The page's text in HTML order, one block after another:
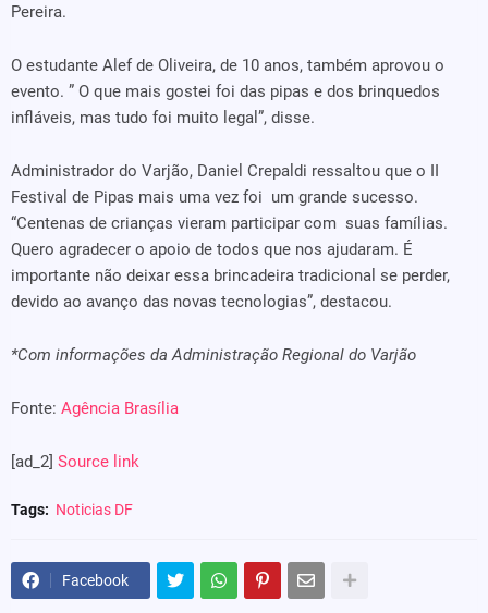
Pereira.
O estudante Alef de Oliveira, de 10 anos, também aprovou o
evento. ” O que mais gostei foi das pipas e dos brinquedos
infláveis, mas tudo foi muito legal”, disse.
Administrador do Varjão, Daniel Crepaldi ressaltou que o II
Festival de Pipas mais uma vez foi um grande sucesso.
“Centenas de crianças vieram participar com suas famílias.
Quero agradecer o apoio de todos que nos ajudaram. É
importante não deixar essa brincadeira tradicional se perder,
devido ao avanço das novas tecnologias”, destacou.
*Com informações da Administração Regional do Varjão
Fonte: Agência Brasília
[ad_2] Source link
Tags: Noticias DF
Facebook